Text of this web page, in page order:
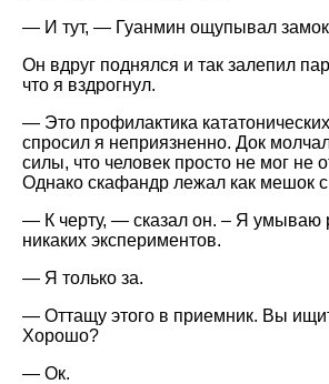
— И тут, — Гуанмин ощупывал
Он вдруг поднялся и так залепил
что я вздрогнул.
— Это профилактика
спросил я неприязненно. Док
силы, что человек просто не мог не
Однако скафандр лежал как мешок
— К черту, — сказал он. – Я умываю
никаких экспериментов.
— Я только за.
— Оттащу этого в приемник. Вы
Хорошо?
— Ок.